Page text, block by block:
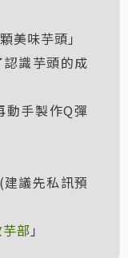
美味芋頭」
識芋頭的成
動手製作Q彈
議先私訊預
部 」